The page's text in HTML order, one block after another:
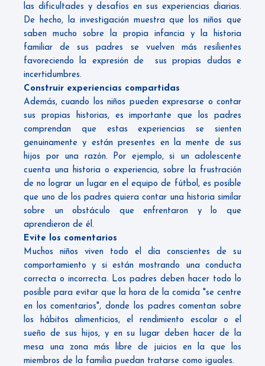
las dificultades y desafíos en sus experiencias diarias.
De hecho, la investigación muestra que los niños que
saben mucho sobre la propia infancia y la historia
familiar de sus padres se vuelven más resilientes
favoreciendo la expresión de sus propias dudas e
incertidumbres.
Construir experiencias compartidas
Además, cuando los niños pueden expresarse o contar
sus propias historias, es importante que los padres
comprendan que estas experiencias se sienten
genuinamente y están presentes en la mente de sus
hijos por una razón. Por ejemplo, si un adolescente
cuenta una historia o experiencia, sobre la frustración
de no lograr un lugar en el equipo de fútbol, ​​es posible
que uno de los padres quiera contar una historia similar
sobre un obstáculo que enfrentaron y lo que
aprendieron de él.
Evite los comentarios
Muchos niños viven todo el día conscientes de su
comportamiento y si están mostrando una conducta
correcta o incorrecta. Los padres deben hacer todo lo
posible para evitar que la hora de la comida "se centre
en los comentarios", donde los padres comentan sobre
los hábitos alimenticios, el rendimiento escolar o el
sueño de sus hijos, y en su lugar deben hacer de la
mesa una zona más libre de juicios en la que los
miembros de la familia puedan tratarse como iguales.